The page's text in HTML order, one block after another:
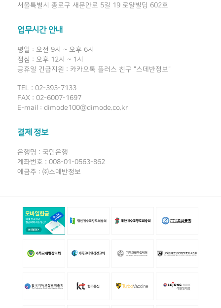
서울특별시 종로구 새문안로 5길 19 로얄빌딩 602호
업무시간 안내
평일 : 오전 9시 ~ 오후 6시
점심 : 오후 12시 ~ 1시
공휴일 긴급지원 : 카카오톡 플러스 친구 "스데반정보"
TEL : 02-393-7133
FAX : 02-6007-1697
E-mail : dimode100@dimode.co.kr
결제 정보
은행명 : 국민은행
계좌번호 : 008-01-0563-862
예금주 : ㈜스데반정보